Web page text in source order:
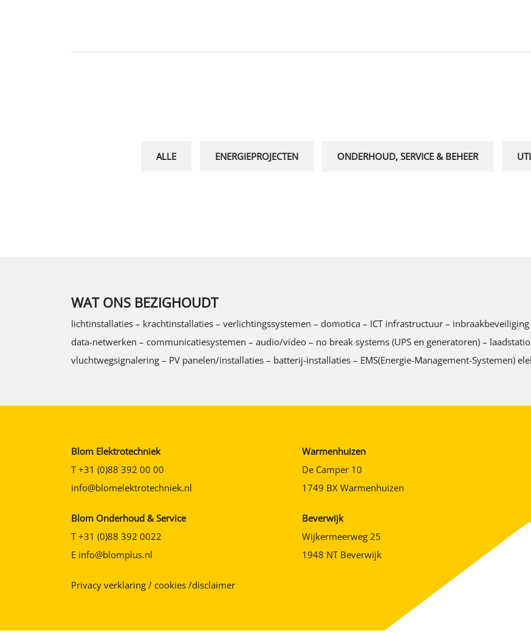
ALLE ENERGIEPROJECTEN ONDERHOUD, SERVICE & BEHEER
WAT ONS BEZIGHOUDT
lichtinstallaties – krachtinstallaties – verlichtingssystemen – domotica – ICT infrastructuur –
data-netwerken – communicatiesystemen – audio/video – no break systems (UPS en generatoren) –
vluchtwegsignalering – PV panelen/installaties – batterij-installaties – EMS(Energie-Management-Systemen)
Blom Elektrotechniek
T+31 (0)88 392 00 00
info@blomelektrotechniek.nl
Blom Onderhoud & Service
T+31 (0)88 392 0022
E info@blomplus.nl
Privacy verklaring / cookies /disclaimer
Warmenhuizen
De Camper 10
1749 BX Warmenhuizen
Beverwijk
Wijkermeerweg 25
1948 NT Beverwijk